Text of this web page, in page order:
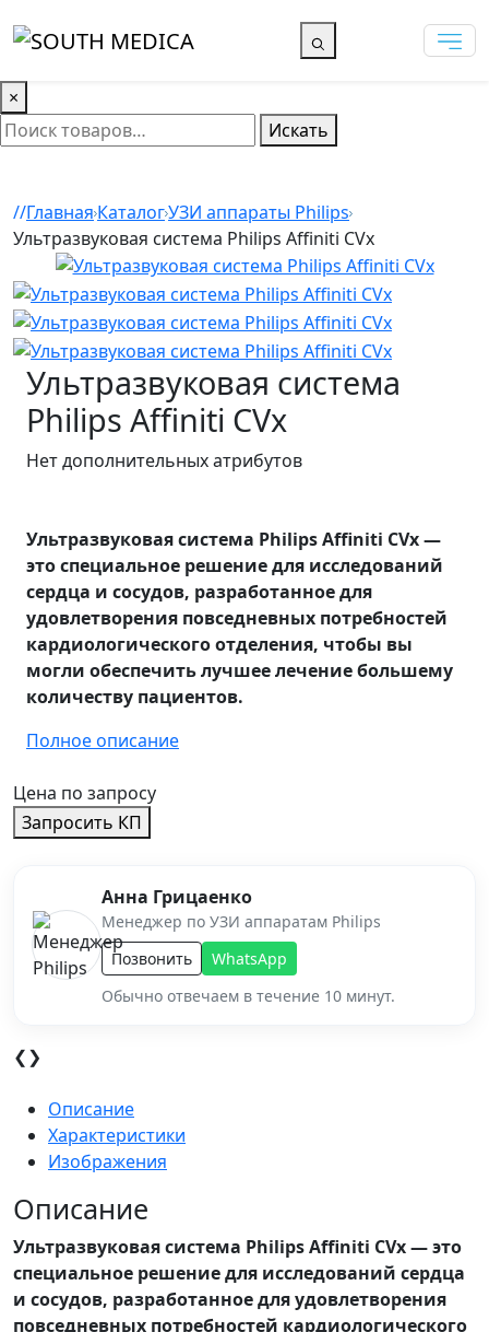
×
Искать
Главная КаталогУЗИ аппараты Philips
Ультразвуковая система Philips Affiniti CVx
Ультразвуковая система
Philips Affiniti CVx
Нет дополнительных атрибутов
Ультразвуковая система Philips Affiniti CVx —
это специальное решение для исследований
сердца и сосудов, разработанное для
удовлетворения повседневных потребностей
кардиологического отделения, чтобы вы
могли обеспечить лучшее лечение большему
количеству пациентов.
Полное описание
Цена по запросу
Запросить КП
Анна Грицаенко
Менеджер по УЗИ аппаратам Philips
Позвонить
WhatsApp
Обычно отвечаем в течение 10 минут.
❮❯
Описание
Характеристики
Изображения
Описание
Ультразвуковая система Philips Affiniti CVx — это
специальное решение для исследований сердца
и сосудов, разработанное для удовлетворения
повседневных потребностей кардиологического